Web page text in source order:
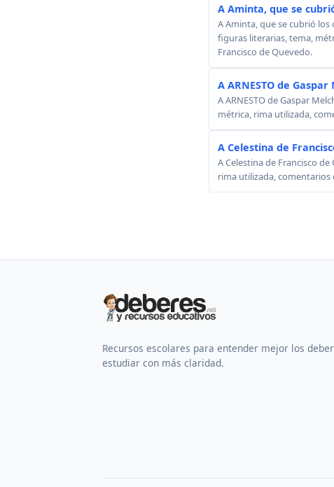
A Aminta, que se
A Aminta, que se cubrió
figuras literarias, tema,
Francisco de Quevedo.
A ARNESTO de
A ARNESTO de Gaspar
métrica, rima utilizada,
A Celestina de
A Celestina de Francisco
rima utilizada, comentarios
Recursos escolares para entender mejor los
estudiar con más claridad.